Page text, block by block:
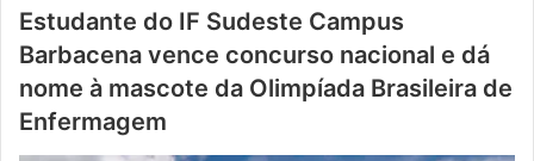
Estudante do IF Sudeste Campus
Barbacena vence concurso nacional e dá
nome à mascote da Olimpíada Brasileira de
Enfermagem